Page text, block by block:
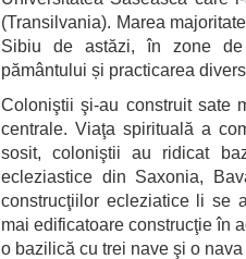
(Transilvania). Marea
Sibiu de astăzi, în zone
pământului și practicarea
Coloniştii şi-au construit sate
centrale. Viaţa spirituală a
sosit, coloniştii au ridicat
ecleziastice din Saxonia,
construcţiilor ecleziatice li se
mai edificatoare construcţie în
o bazilică cu trei nave şi o